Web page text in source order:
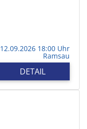
12.09.2026 18:00 Uhr
Ramsau
DETAIL